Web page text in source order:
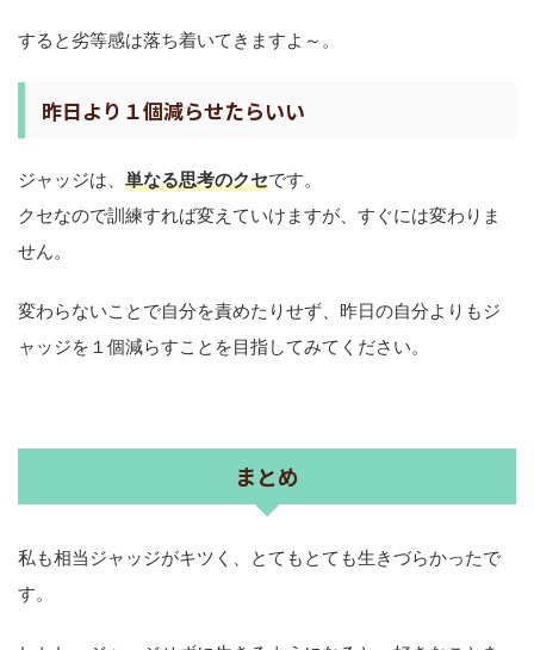
す。
しかし、ジャッジせずに生きるようになると、好きなことを
くやめられるようになります。
ことができないのはもったいないです。
ジャッジを手放すメリットはたくさんあるので、ぜひ今日か
ら１つでもジャッジを減らせるよう、意識して過ごしてみて
ください。